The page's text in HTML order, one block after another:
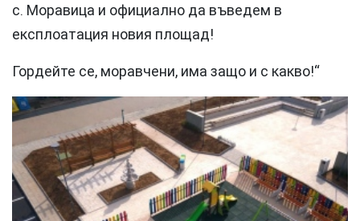
с. Моравица и официално да въведем в
експлоатация новия площад!
Гордейте се, моравчени, има защо и с какво!“